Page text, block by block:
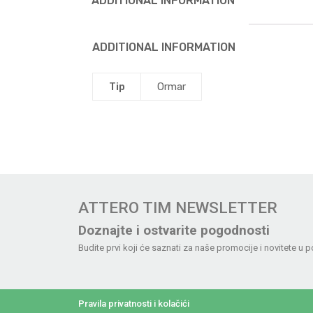
ADDITIONAL INFORMATION
Tip Ormar
ATTERO TIM NEWSLETTER
Doznajte i ostvarite pogodnosti
Budite prvi koji će saznati za naše promocije i novitete u
Pravila privatnosti i kolačići